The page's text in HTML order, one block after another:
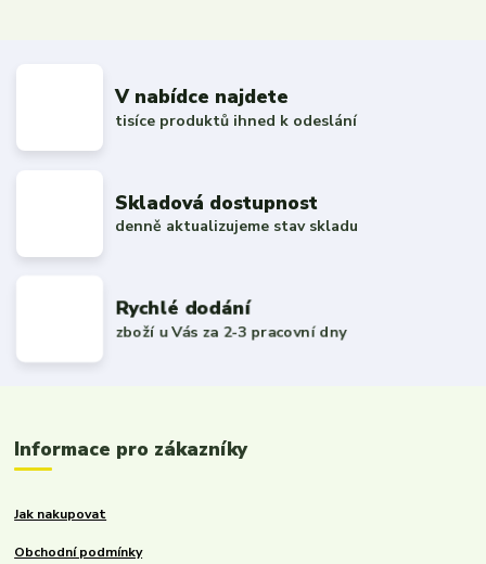
V nabídce najdete
tisíce produktů ihned k odeslání
Skladová dostupnost
denně aktualizujeme stav skladu
Rychlé dodání
zboží u Vás za 2-3 pracovní dny
Informace pro zákazníky
Jak nakupovat
Obchodní podmínky